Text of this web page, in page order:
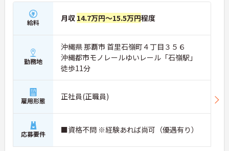
給料 月収 14.7万円～15.5万円程度
勤務地
沖縄県 那覇市 首里石嶺町４丁目３５６
沖縄都市モノレールゆいレール「石嶺駅」
徒歩11分
雇用形態 正社員(正職員)
応募要件 ■資格不問 ※経験あれば尚可（優遇有り）